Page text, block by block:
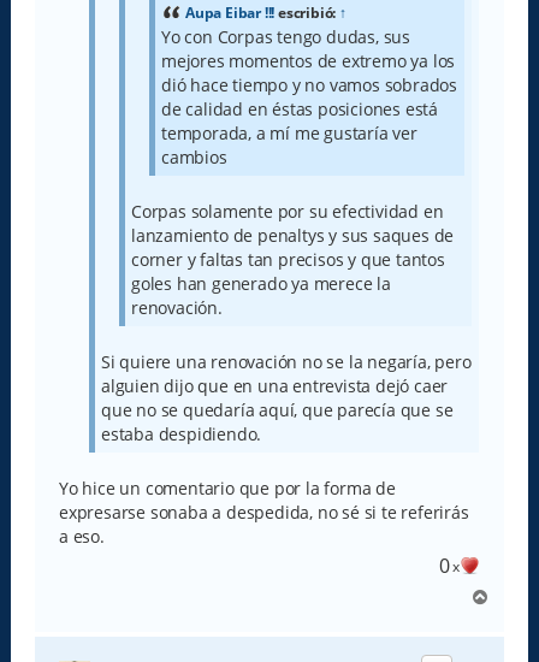
Aupa Eibar !!!escribió: ↑
Yo con Corpas tengo dudas, sus
mejores momentos de extremo ya los
dió hace tiempo y no vamos sobrados
de calidad en éstas posiciones está
temporada, a mí me gustaría ver
cambios
Corpas solamente por su efectividad en
lanzamiento de penaltys y sus saques de
corner y faltas tan precisos y que tantos
goles han generado ya merece la
renovación.
Si quiere una renovación no se la negaría, pero
alguien dijo que en una entrevista dejó caer
que no se quedaría aquí, que parecía que se
estaba despidiendo.
Yo hice un comentario que por la forma de
expresarse sonaba a despedida, no sé si te referirás
a eso.
0x
r